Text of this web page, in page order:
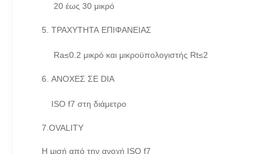
20 έως 30 μικρό
5. ΤΡΑΧΥΤΗΤΑ ΕΠΙΦΑΝΕΙΑΣ
Ra≤0.2 μικρό και μικροϋπολογιστής Rt≤2
6. ΑΝΟΧΕΣ ΣΕ DIA
ISO f7 στη διάμετρο
7.OVALITY
Η μισή από την ανοχή ISO f7